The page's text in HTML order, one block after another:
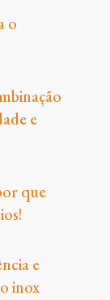
o
e
que
e
inox